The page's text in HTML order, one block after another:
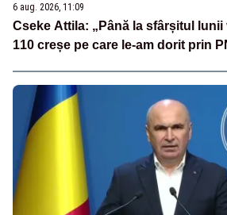
6 aug. 2026, 11:09
Cseke Attila: „Până la sfârșitul lunii
110 creșe pe care le-am dorit prin